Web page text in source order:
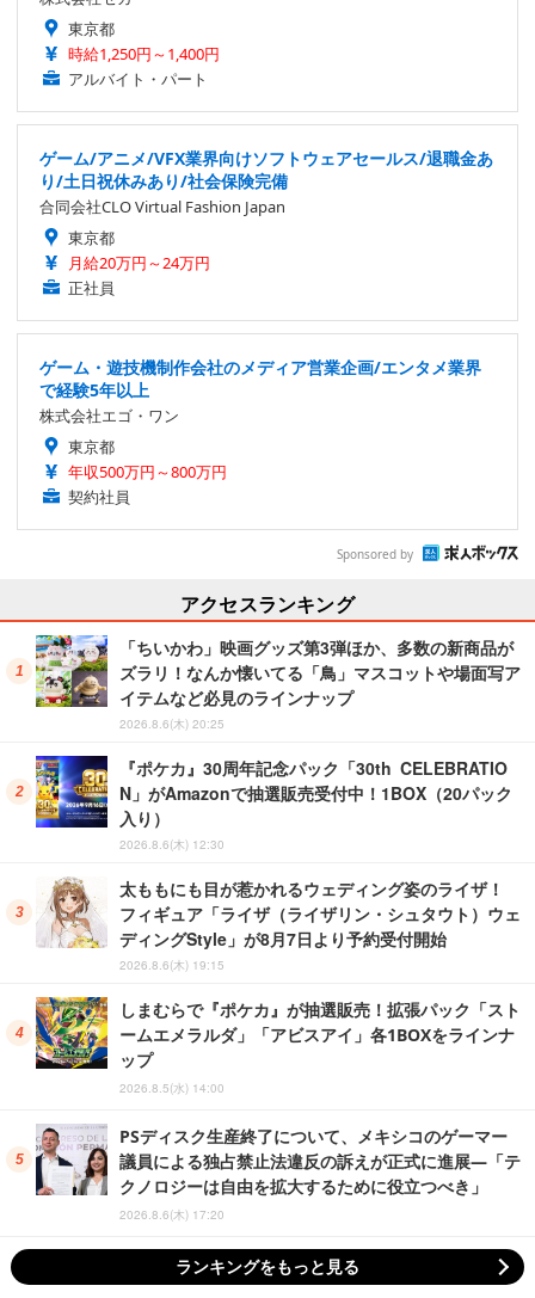
東京都
時給1,250円～1,400円
アルバイト・パート
ゲーム/アニメ/VFX業界向けソフトウェアセールス/退職金あ
り/土日祝休みあり/社会保険完備
合同会社CLO Virtual Fashion Japan
東京都
月給20万円～24万円
正社員
ゲーム・遊技機制作会社のメディア営業企画/エンタメ業界
で経験5年以上
株式会社エゴ・ワン
東京都
年収500万円～800万円
契約社員
Sponsored by
アクセスランキング
「ちいかわ」映画グッズ第3弾ほか、多数の新商品が
ズラリ！なんか懐いてる「鳥」マスコットや場面写ア
イテムなど必見のラインナップ
2026.8.6(木) 20:25
『ポケカ』30周年記念パック「30th CELEBRATIO
N」がAmazonで抽選販売受付中！1BOX（20パック
入り）
2026.8.6(木) 12:30
太ももにも目が惹かれるウェディング姿のライザ！
フィギュア「ライザ（ライザリン・シュタウト）ウェ
ディングStyle」が8月7日より予約受付開始
2026.8.6(木) 19:15
しまむらで『ポケカ』が抽選販売！拡張パック「スト
ームエメラルダ」「アビスアイ」各1BOXをラインナ
ップ
2026.8.5(水) 14:00
PSディスク生産終了について、メキシコのゲーマー
議員による独占禁止法違反の訴えが正式に進展―「テ
クノロジーは自由を拡大するために役立つべき」
2026.8.6(木) 17:20
ランキングをもっと見る